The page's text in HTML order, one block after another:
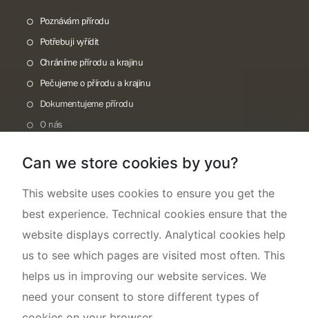
Poznávám přírodu
Potřebuji vyřídit
Chráníme přírodu a krajinu
Pečujeme o přírodu a krajinu
Dokumentujeme přírodu
O nás
Can we store cookies by you?
This website uses cookies to ensure you get the
best experience. Technical cookies ensure that the
website displays correctly. Analytical cookies help
us to see which pages are visited most often. This
helps us in improving our website services. We
need your consent to store different types of